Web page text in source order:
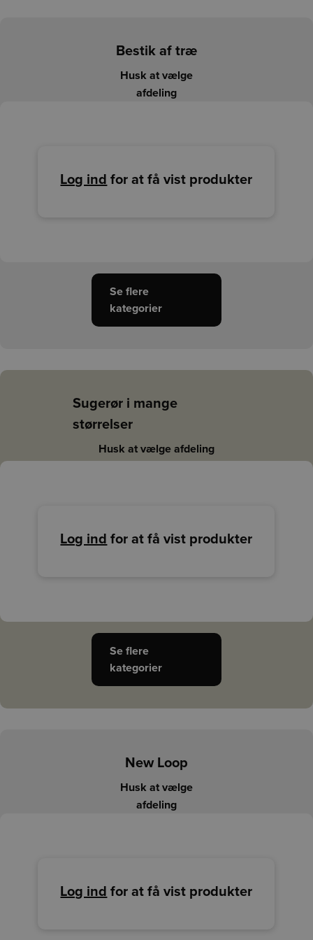
Bestik af træ
Husk at vælge
afdeling
Log ind for at få vist produkter
Se flere
kategorier
Sugerør i mange
størrelser
Husk at vælge afdeling
Log ind for at få vist produkter
Se flere
kategorier
New Loop
Husk at vælge
afdeling
Log ind for at få vist produkter